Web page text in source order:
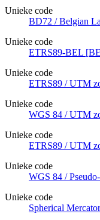
Unieke code
BD72 / Belgian
Unieke code
ETRS89-BEL
Unieke code
ETRS89 / UTM
Unieke code
WGS 84 / UTM
Unieke code
ETRS89 / UTM
Unieke code
WGS 84 /
Unieke code
Spherical